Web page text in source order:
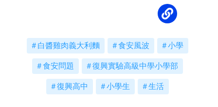
白醬雞肉義大利麵 食安風波 小學
食安問題 復興實驗高級中學小學部
復興高中 小學生 生活